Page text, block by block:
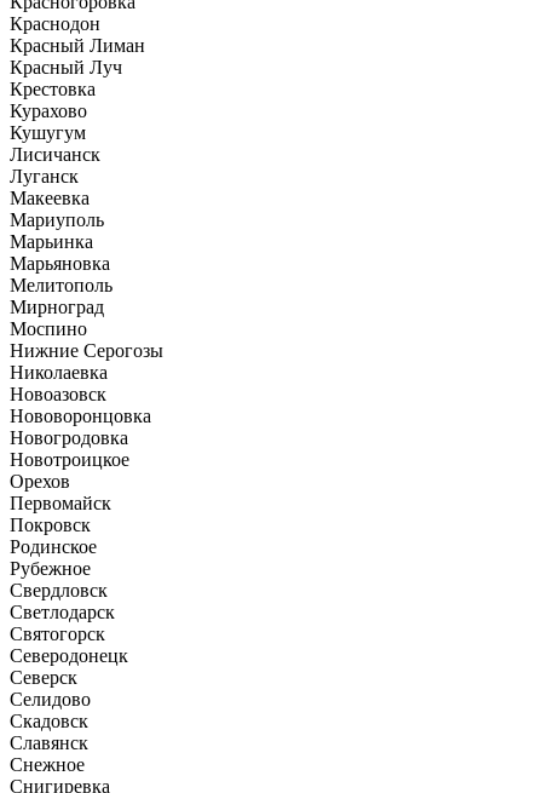
Краснодон
Красный Лиман
Красный Луч
Крестовка
Курахово
Кушугум
Лисичанск
Луганск
Макеевка
Мариуполь
Марьинка
Марьяновка
Мелитополь
Мирноград
Моспино
Нижние Серогозы
Николаевка
Новоазовск
Нововоронцовка
Новогродовка
Новотроицкое
Орехов
Первомайск
Покровск
Родинское
Рубежное
Свердловск
Светлодарск
Святогорск
Северодонецк
Северск
Селидово
Скадовск
Славянск
Снежное
Снигиревка